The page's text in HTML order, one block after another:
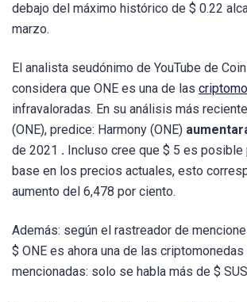
debajo del máximo histórico de $ 0.22
marzo.
El analista seudónimo de YouTube de
considera que ONE es una de las
infravaloradas. En su análisis más
(ONE), predice: Harmony (ONE)
de 2021 . Incluso cree que $ 5 es posible
base en los precios actuales, esto
aumento del 6,478 por ciento.
Además: según el rastreador de
$ ONE es ahora una de las criptomonedas
mencionadas: solo se habla más de $